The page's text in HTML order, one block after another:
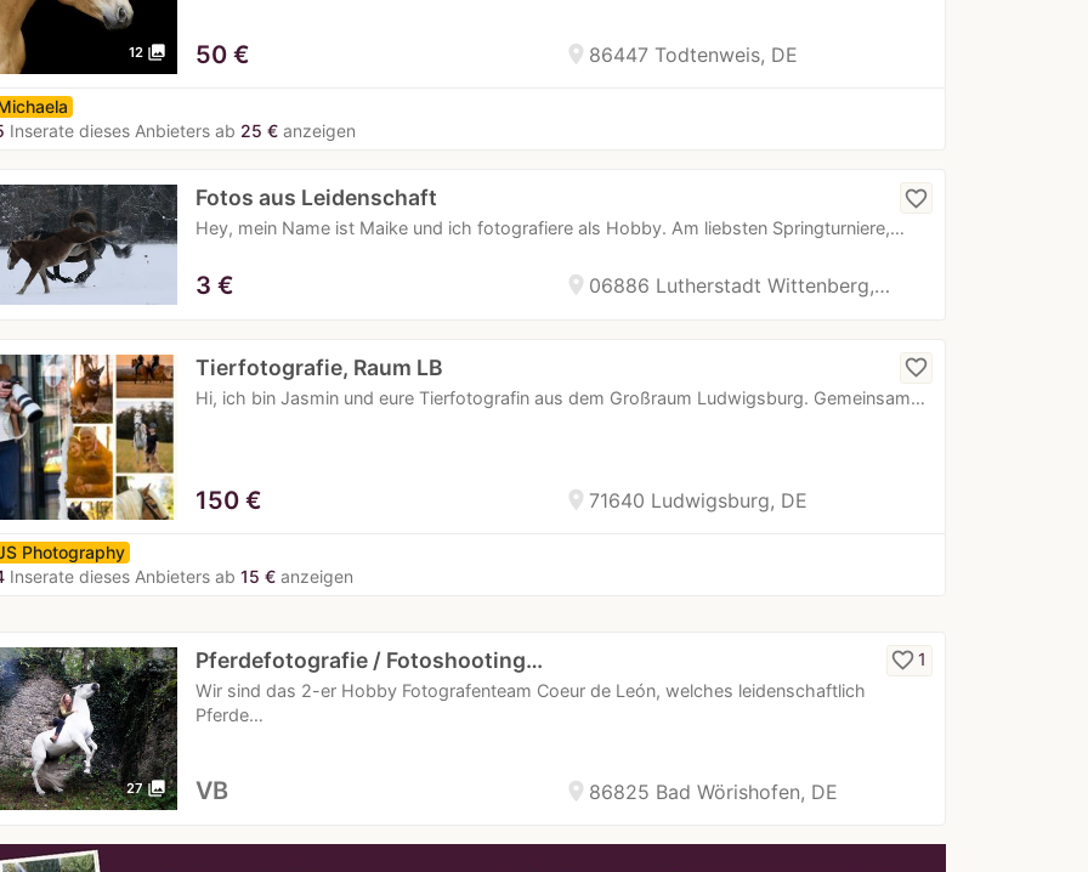
12 photo_library location_on 86447 Todtenweis, DE
50 €
Inserate dieses Anbieters ab 25 € anzeigen
Fotos aus Leidenschaft
Hey, mein Name ist Maike und ich fotografiere als Hobby. Am liebsten Springturniere,…
favorite_border
location_on 06886 Lutherstadt Wittenberg,…
3 €
Tierfotografie, Raum LB
Hi, ich bin Jasmin und eure Tierfotografin aus dem Großraum Ludwigsburg. Gemeinsam…
favorite_border
location_on 71640 Ludwigsburg, DE
150 €
Photography
Inserate dieses Anbieters ab 15 € anzeigen
27 photo_library
Pferdefotografie / Fotoshooting…
Wir sind das 2-er Hobby Fotografenteam Coeur de León, welches leidenschaftlich
Pferde…
favorite_border1
location_on 86825 Bad Wörishofen, DE
VB